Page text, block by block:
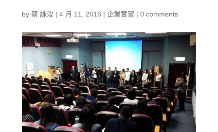
by 蔡 詠汝| 4 月 11, 2016 | 企業實習 | 0 comments